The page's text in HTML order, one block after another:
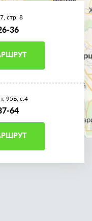
стр. 8
36
95Б, с.4
64